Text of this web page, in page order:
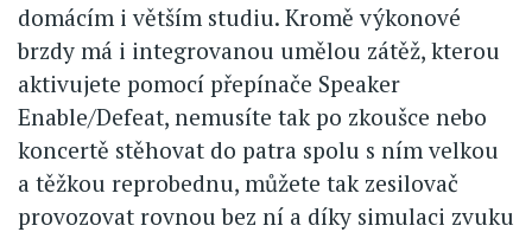
domácím i větším studiu. Kromě výkonové
brzdy má i integrovanou umělou zátěž, kterou
aktivujete pomocí přepínače Speaker
Enable/Defeat, nemusíte tak po zkoušce nebo
koncertě stěhovat do patra spolu s ním velkou
a těžkou reprobednu, můžete tak zesilovač
provozovat rovnou bez ní a díky simulaci zvuku